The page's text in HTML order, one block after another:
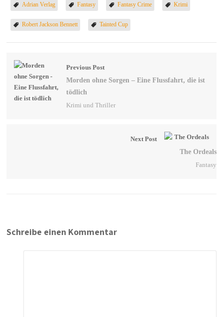
Adrian Verlag Fantasy Fantasy Crime Krimi
Robert Jackson Bennett Tainted Cup
Previous Post
Morden ohne Sorgen – Eine Flussfahrt, die ist
tödlich
Krimi und Thriller
Next Post
The Ordeals
Fantasy
Schreibe einen Kommentar